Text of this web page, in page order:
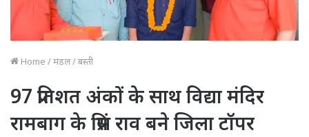
Home /मंडल/बस्ती
97 प्रतिशत अंकों के साथ विद्या मंदिर
रामबाग के प्रिंस राव बने जिला टॉपर